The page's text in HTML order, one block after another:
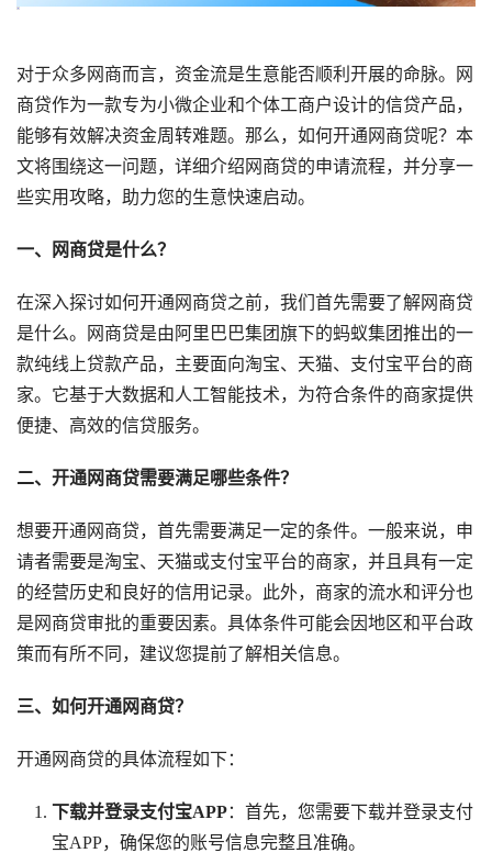
对于众多网商而言，资金流是生意能否顺利开展的命脉。网
商贷作为一款专为小微企业和个体工商户设计的信贷产品，
能够有效解决资金周转难题。那么，如何开通网商贷呢？本
文将围绕这一问题，详细介绍网商贷的申请流程，并分享一
些实用攻略，助力您的生意快速启动。
一、网商贷是什么？
在深入探讨如何开通网商贷之前，我们首先需要了解网商贷
是什么。网商贷是由阿里巴巴集团旗下的蚂蚁集团推出的一
款纯线上贷款产品，主要面向淘宝、天猫、支付宝平台的商
家。它基于大数据和人工智能技术，为符合条件的商家提供
便捷、高效的信贷服务。
二、开通网商贷需要满足哪些条件？
想要开通网商贷，首先需要满足一定的条件。一般来说，申
请者需要是淘宝、天猫或支付宝平台的商家，并且具有一定
的经营历史和良好的信用记录。此外，商家的流水和评分也
是网商贷审批的重要因素。具体条件可能会因地区和平台政
策而有所不同，建议您提前了解相关信息。
三、如何开通网商贷？
开通网商贷的具体流程如下：
下载并登录支付宝APP：首先，您需要下载并登录支付
宝APP，确保您的账号信息完整且准确。